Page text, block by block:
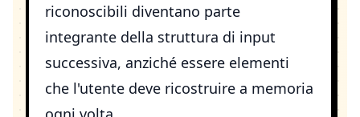
riconoscibili diventano parte
integrante della struttura di input
successiva, anziché essere elementi
che l'utente deve ricostruire a memoria